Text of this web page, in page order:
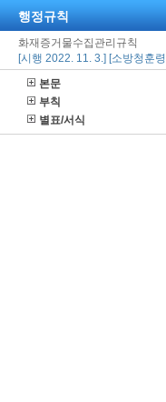
행정규칙
화재증거물수집관리규칙
[시행 2022. 11. 3.] [소방청훈
본문
부칙
별표/서식